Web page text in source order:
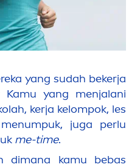
yang sudah bekerja
Kamu yang menjalani
kerja kelompok, les
menumpuk, juga perlu
me-time.
dimana kamu bebas